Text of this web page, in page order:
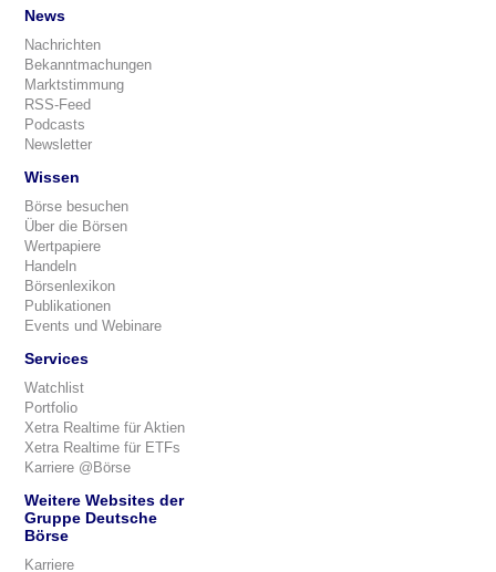
News
Nachrichten
Bekanntmachungen
Marktstimmung
RSS-Feed
Podcasts
Newsletter
Wissen
Börse besuchen
Über die Börsen
Wertpapiere
Handeln
Börsenlexikon
Publikationen
Events und Webinare
Services
Watchlist
Portfolio
Xetra Realtime für Aktien
Xetra Realtime für ETFs
Karriere @Börse
Weitere Websites der
Gruppe Deutsche
Börse
Karriere